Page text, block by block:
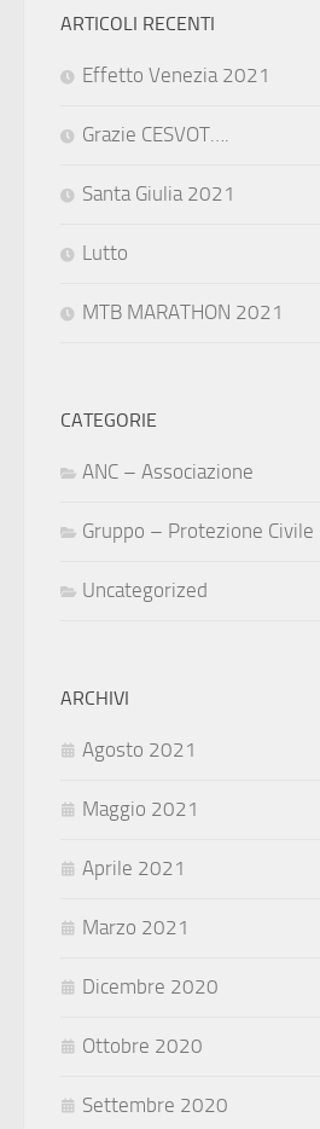
ARTICOLI RECENTI
Effetto Venezia 2021
Grazie CESVOT….
Santa Giulia 2021
Lutto
MTB MARATHON 2021
CATEGORIE
ANC – Associazione
Gruppo – Protezione Civile
Uncategorized
ARCHIVI
Agosto 2021
Maggio 2021
Aprile 2021
Marzo 2021
Dicembre 2020
Ottobre 2020
Settembre 2020